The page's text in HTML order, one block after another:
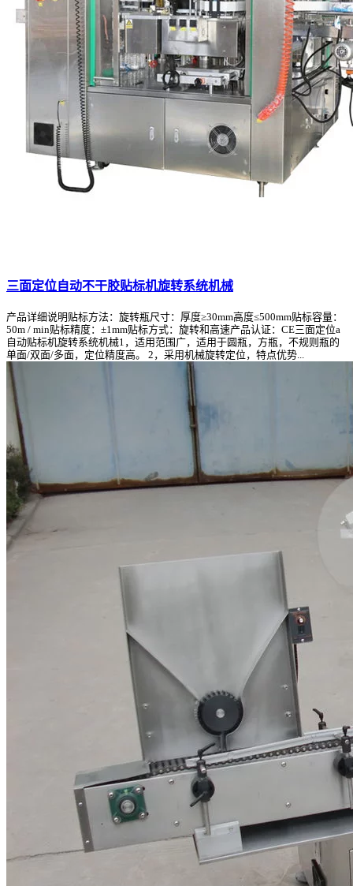
三面定位自动不干胶贴标机旋转系统机械
产品详细说明贴标方法：旋转瓶尺寸：厚度≥30mm高度≤500mm贴标容量：
50m / min贴标精度：±1mm贴标方式：旋转和高速产品认证：CE三面定位a
自动贴标机旋转系统机械1，适用范围广，适用于圆瓶，方瓶，不规则瓶的
单面/双面/多面，定位精度高。 2，采用机械旋转定位，特点优势...